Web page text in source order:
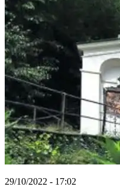
29/10/2022 - 17:02